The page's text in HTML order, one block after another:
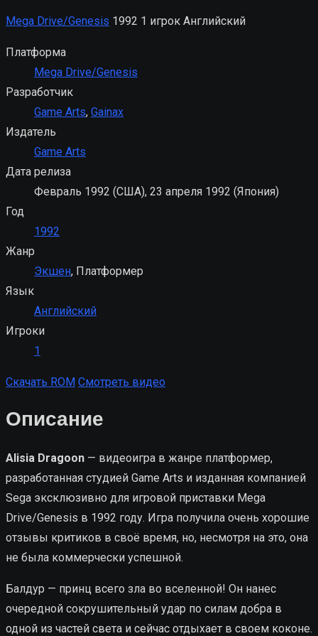
Mega Drive/Genesis 1992 1 игрок Английский
Платформа
Mega Drive/Genesis
Разработчик
Game Arts, Gainax
Издатель
Game Arts
Дата релиза
Февраль 1992 (США), 23 апреля 1992 (Япония)
Год
1992
Жанр
Экшен, Платформер
Язык
Английский
Игроки
1
Скачать ROM Смотреть видео
Описание
Alisia Dragoon — видеоигра в жанре платформер,
разработанная студией Game Arts и изданная компанией
Sega эксклюзивно для игровой приставки Mega
Drive/Genesis в 1992 году. Игра получила очень хорошие
отзывы критиков в своё время, но, несмотря на это, она
не была коммерчески успешной.
Балдур — принц всего зла во вселенной! Он нанес
очередной сокрушительный удар по силам добра в
одной из частей света и сейчас отдыхает в своем коконе.